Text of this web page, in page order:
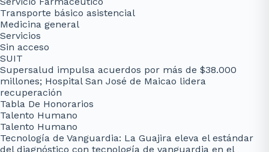
Transporte básico asistencial
Medicina general
Servicios
Sin acceso
SUIT
Supersalud impulsa acuerdos por más de $38.000
millones; Hospital San José de Maicao lidera
recuperación
Tabla De Honorarios
Talento Humano
Talento Humano
Tecnología de Vanguardia: La Guajira eleva el estándar
del diagnóstico con tecnología de vanguardia en el